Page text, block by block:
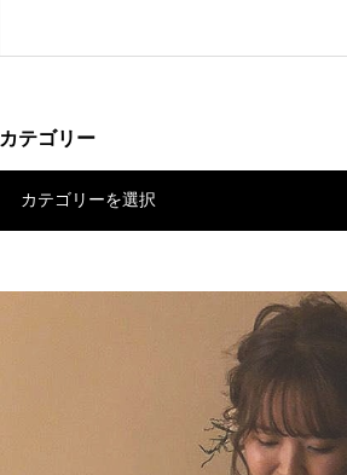
カテゴリー
カテゴリーを選択